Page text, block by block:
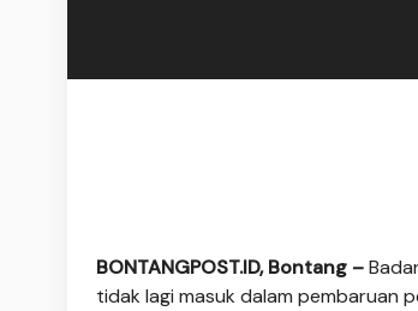
BONTANGPOST.ID, Bontang –
tidak lagi masuk dalam pembaruan